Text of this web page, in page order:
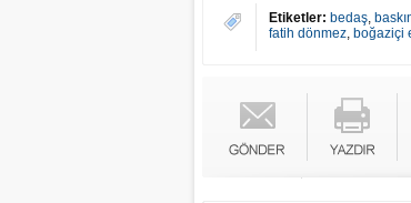
Etiketler: bedaş,
fatih dönmez, boğaziçi